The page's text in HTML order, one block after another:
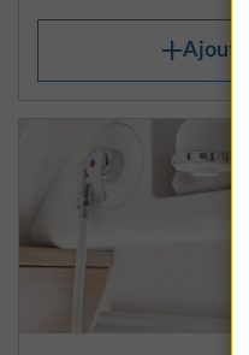
Ajouter